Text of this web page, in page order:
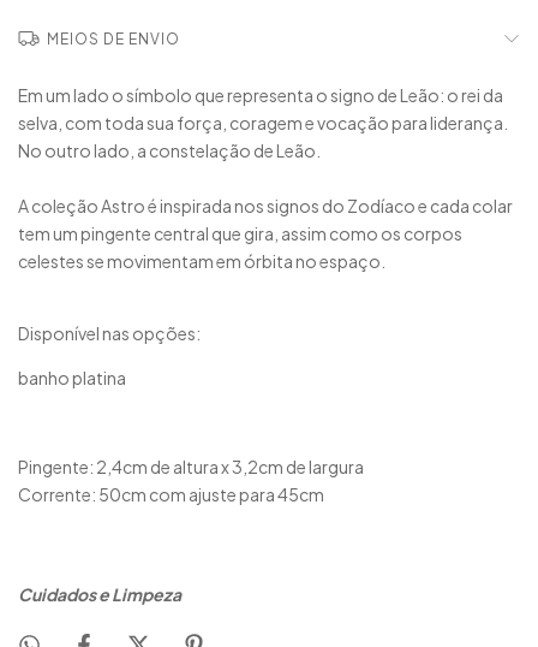
MEIOS DE ENVIO
Em um lado o símbolo que representa o signo de Leão: o rei da
selva, com toda sua força, coragem e vocação para liderança.
No outro lado, a constelação de Leão.
A coleção Astro é inspirada nos signos do Zodíaco e cada colar
tem um pingente central que gira, assim como os corpos
celestes se movimentam em órbita no espaço.
Disponível nas opções:
banho platina
Pingente: 2,4cm de altura x 3,2cm de largura
Corrente: 50cm com ajuste para 45cm
Cuidados e Limpeza